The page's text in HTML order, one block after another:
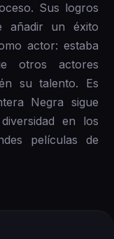
Sus logros
añadir un éxito
actor: estaba
otros actores
su talento. Es
Negra sigue
en los
películas de